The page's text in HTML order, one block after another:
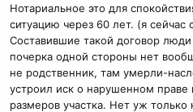
Нотариальное это для
ситуацию через 60 лет. (я сейчас
Составившие такой договор
почерка одной стороны нет
не родственник, там умерли-
устроил иск о нарушенном
размеров участка. Нет уж только